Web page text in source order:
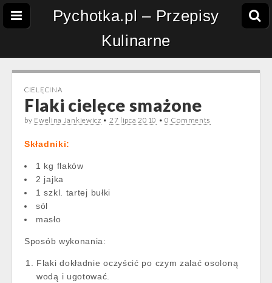
Pychotka.pl – Przepisy
Kulinarne
CIELĘCINA
Flaki cielęce smażone
by Ewelina Jankiewicz • 27 lipca 2010 •0 Comments
Składniki:
1 kg flaków
2 jajka
1 szkl. tartej bułki
sól
masło
Sposób wykonania:
Flaki dokładnie oczyścić po czym zalać osoloną
wodą i ugotować.